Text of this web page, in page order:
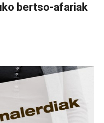
bertso-afariak